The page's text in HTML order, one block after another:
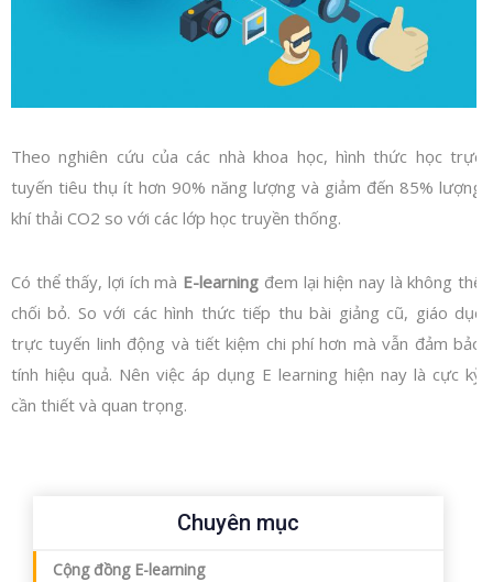
Theo nghiên cứu của các nhà khoa học, hình thức học trực
tuyến tiêu thụ ít hơn 90% năng lượng và giảm đến 85% lượng
khí thải CO2 so với các lớp học truyền thống.
Có thể thấy, lợi ích mà E-learning đem lại hiện nay là không thể
chối bỏ. So với các hình thức tiếp thu bài giảng cũ, giáo dục
trực tuyến linh động và tiết kiệm chi phí hơn mà vẫn đảm bảo
tính hiệu quả. Nên việc áp dụng E learning hiện nay là cực kỳ
cần thiết và quan trọng.
Chuyên mục
Cộng đồng E-learning